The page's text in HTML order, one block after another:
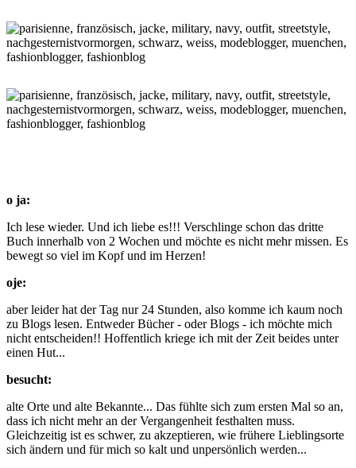
o ja:
Ich lese wieder. Und ich liebe es!!! Verschlinge schon das dritte
Buch innerhalb von 2 Wochen und möchte es nicht mehr missen. Es
bewegt so viel im Kopf und im Herzen!
oje:
aber leider hat der Tag nur 24 Stunden, also komme ich kaum noch
zu Blogs lesen. Entweder Bücher - oder Blogs - ich möchte mich
nicht entscheiden!! Hoffentlich kriege ich mit der Zeit beides unter
einen Hut...
besucht:
alte Orte und alte Bekannte... Das fühlte sich zum ersten Mal so an,
dass ich nicht mehr an der Vergangenheit festhalten muss.
Gleichzeitig ist es schwer, zu akzeptieren, wie frühere Lieblingsorte
sich ändern und für mich so kalt und unpersönlich werden...